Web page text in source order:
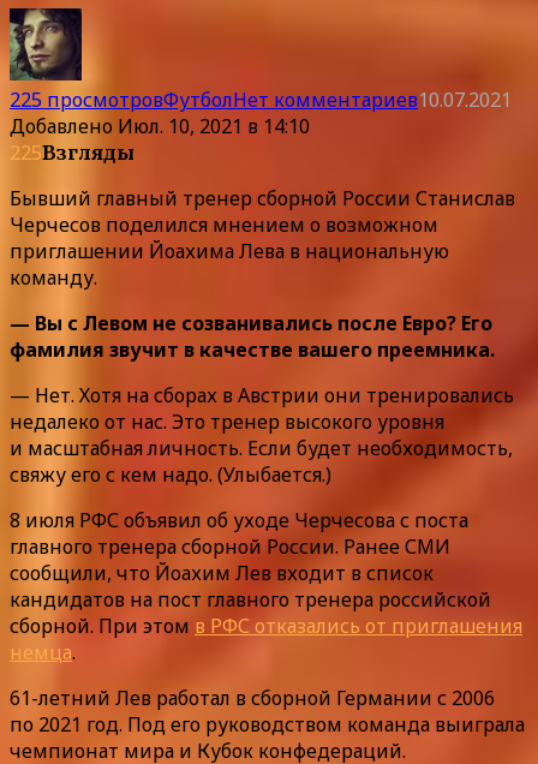
225 просмотровФутболНет комментариев10.07.2021
Добавлено Июл. 10, 2021 в 14:10
225Взгляды
Бывший главный тренер сборной России Станислав
Черчесов поделился мнением о возможном
приглашении Йоахима Лева в национальную
команду.
— Вы с Левом не созванивались после Евро? Его
фамилия звучит в качестве вашего преемника.
— Нет. Хотя на сборах в Австрии они тренировались
недалеко от нас. Это тренер высокого уровня
и масштабная личность. Если будет необходимость,
свяжу его с кем надо. (Улыбается.)
8 июля РФС объявил об уходе Черчесова с поста
главного тренера сборной России. Ранее СМИ
сообщили, что Йоахим Лев входит в список
кандидатов на пост главного тренера российской
сборной. При этом в РФС отказались от приглашения
немца.
61-летний Лев работал в сборной Германии с 2006
по 2021 год. Под его руководством команда выиграла
чемпионат мира и Кубок конфедераций.